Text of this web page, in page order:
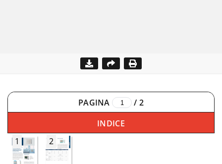
PAGINA / 2
INDICE
1
2